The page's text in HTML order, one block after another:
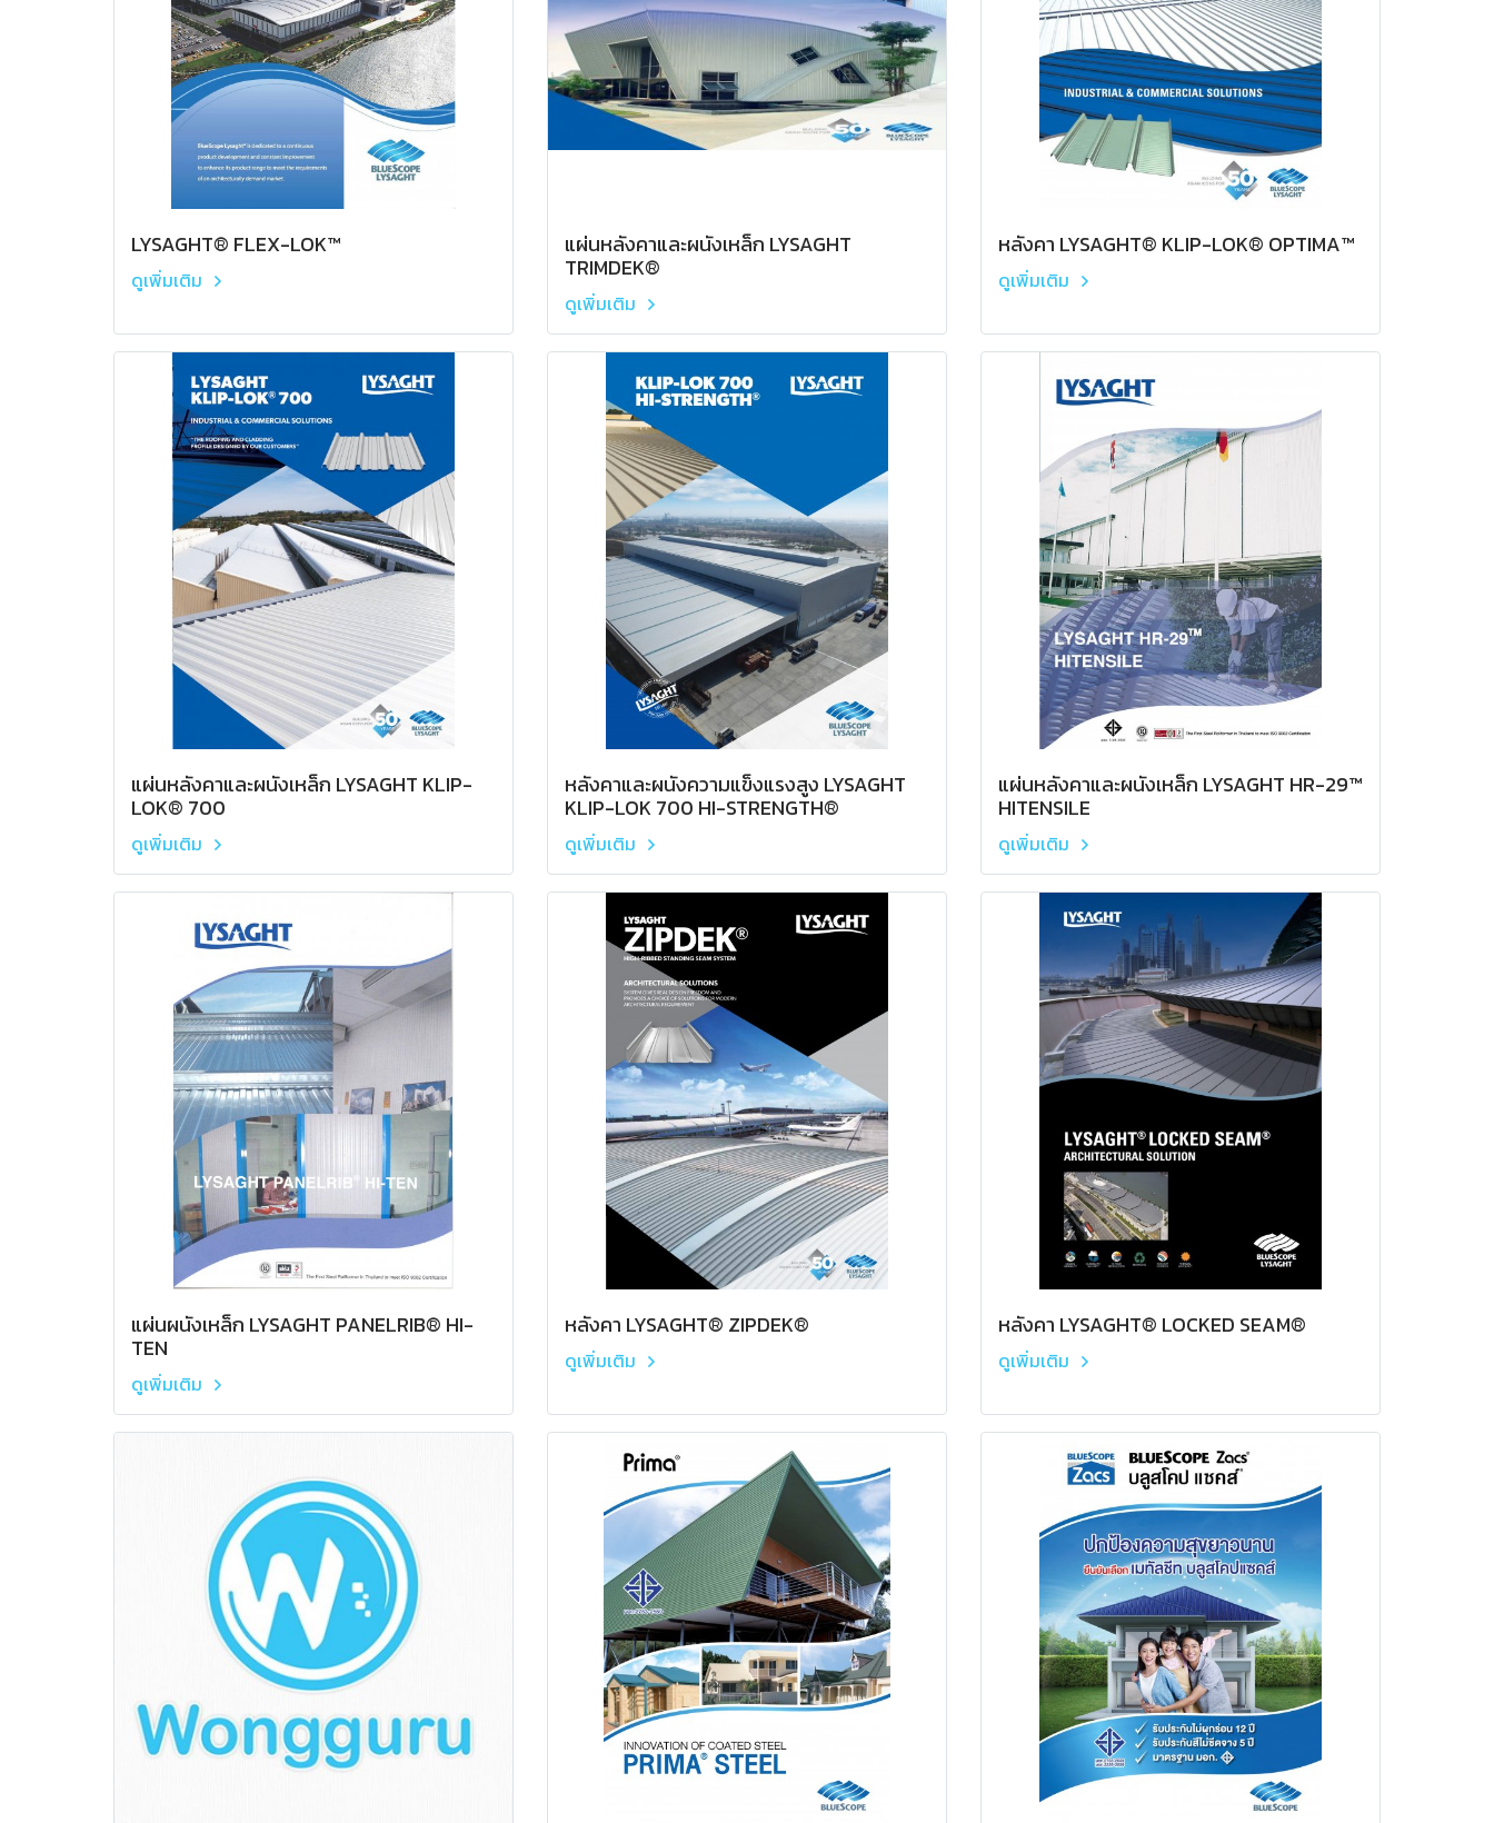
LYSAGHT® FLEX-LOK™
ดูเพิ่มเติม
แผ่นหลังคาและผนังเหล็ก LYSAGHT
TRIMDEK®
ดูเพิ่มเติม
หลังคา LYSAGHT® KLIP-LOK® OPTIMA™
ดูเพิ่มเติม
แผ่นหลังคาและผนังเหล็ก LYSAGHT KLIP-
LOK® 700
ดูเพิ่มเติม
หลังคาและผนังความแข็งแรงสูง LYSAGHT
KLIP-LOK 700 HI-STRENGTH®
ดูเพิ่มเติม
แผ่นหลังคาและผนังเหล็ก LYSAGHT HR-29™
HITENSILE
ดูเพิ่มเติม
แผ่นผนังเหล็ก LYSAGHT PANELRIB® HI-
TEN
ดูเพิ่มเติม
หลังคา LYSAGHT® ZIPDEK®
ดูเพิ่มเติม
หลังคา LYSAGHT® LOCKED SEAM®
ดูเพิ่มเติม